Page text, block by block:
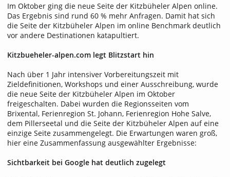
Im Oktober ging die neue Seite der Kitzbüheler Alpen online.
Das Ergebnis sind rund 60 % mehr Anfragen. Damit hat sich
die Seite der Kitzbüheler Alpen im online Benchmark deutlich
vor andere Destinationen katapultiert.
Kitzbueheler-alpen.com legt Blitzstart hin
Nach über 1 Jahr intensiver Vorbereitungszeit mit
Zieldefinitionen, Workshops und einer Ausschreibung, wurde
die neue Seite der Kitzbüheler Alpen im Oktober
freigeschalten. Dabei wurden die Regionsseiten vom
Brixental, Ferienregion St. Johann, Ferienregion Hohe Salve,
dem Pillerseetal und die Seite der Kitzbüheler Alpen auf eine
einzige Seite zusammengelegt. Die Erwartungen waren groß,
hier eine Zusammenfassung ausgewählter Ergebnisse:
Sichtbarkeit bei Google hat deutlich zugelegt